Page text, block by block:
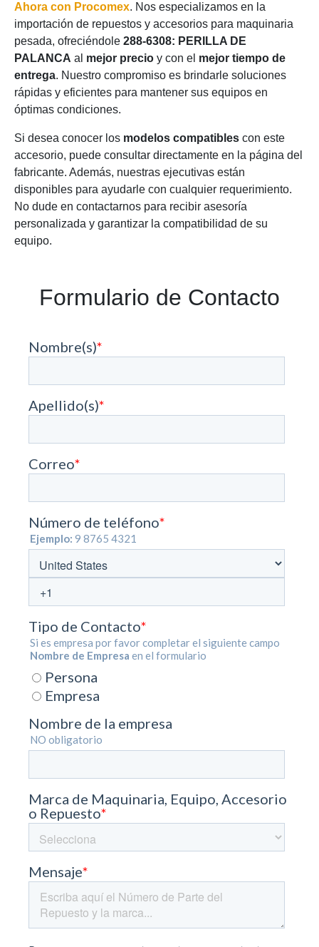
Ahora con Procomex. Nos especializamos en la
importación de repuestos y accesorios para maquinaria
pesada, ofreciéndole 288-6308: PERILLA DE
PALANCA al mejor precio y con el mejor tiempo de
entrega. Nuestro compromiso es brindarle soluciones
rápidas y eficientes para mantener sus equipos en
óptimas condiciones.
Si desea conocer los modelos compatibles con este
accesorio, puede consultar directamente en la página del
fabricante. Además, nuestras ejecutivas están
disponibles para ayudarle con cualquier requerimiento.
No dude en contactarnos para recibir asesoría
personalizada y garantizar la compatibilidad de su
equipo.
Formulario de Contacto